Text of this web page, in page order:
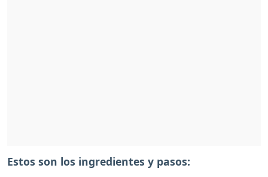
Estos son los ingredientes y pasos: